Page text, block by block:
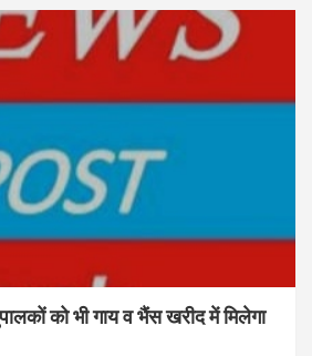
को भी गाय व भैंस खरीद में मिलेगा